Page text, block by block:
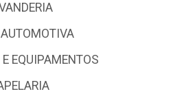
EQUIPAMENTOS